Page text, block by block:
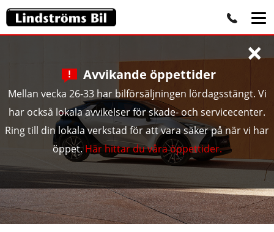
Avvikande öppettider
Mellan vecka 26-33 har bilförsäljningen lördagsstängt. Vi
har också lokala avvikelser för skade- och servicecenter.
Ring till din lokala verkstad för att vara säker på när vi har
öppet.Här hittar du våra öppettider.
×